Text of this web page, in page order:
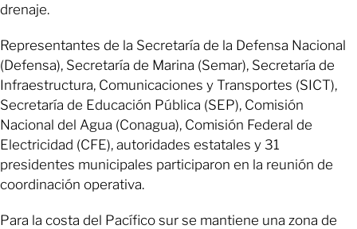
drenaje.
Representantes de la Secretaría de la Defensa Nacional
(Defensa), Secretaría de Marina (Semar), Secretaría de
Infraestructura, Comunicaciones y Transportes (SICT),
Secretaría de Educación Pública (SEP), Comisión
Nacional del Agua (Conagua), Comisión Federal de
Electricidad (CFE), autoridades estatales y 31
presidentes municipales participaron en la reunión de
coordinación operativa.
Para la costa del Pacífico sur se mantiene una zona de